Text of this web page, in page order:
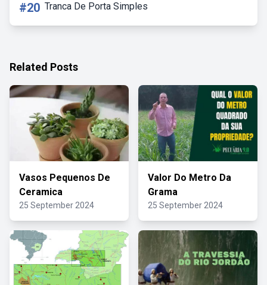
#20 Tranca De Porta Simples
Related Posts
Vasos Pequenos De
Ceramica
25 September 2024
Valor Do Metro Da
Grama
25 September 2024